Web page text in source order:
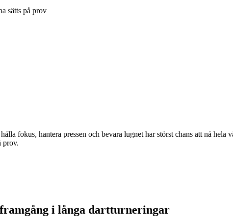
sätts på prov
fokus, hantera pressen och bevara lugnet har störst chans att nå
prov.
i långa dartturneringar